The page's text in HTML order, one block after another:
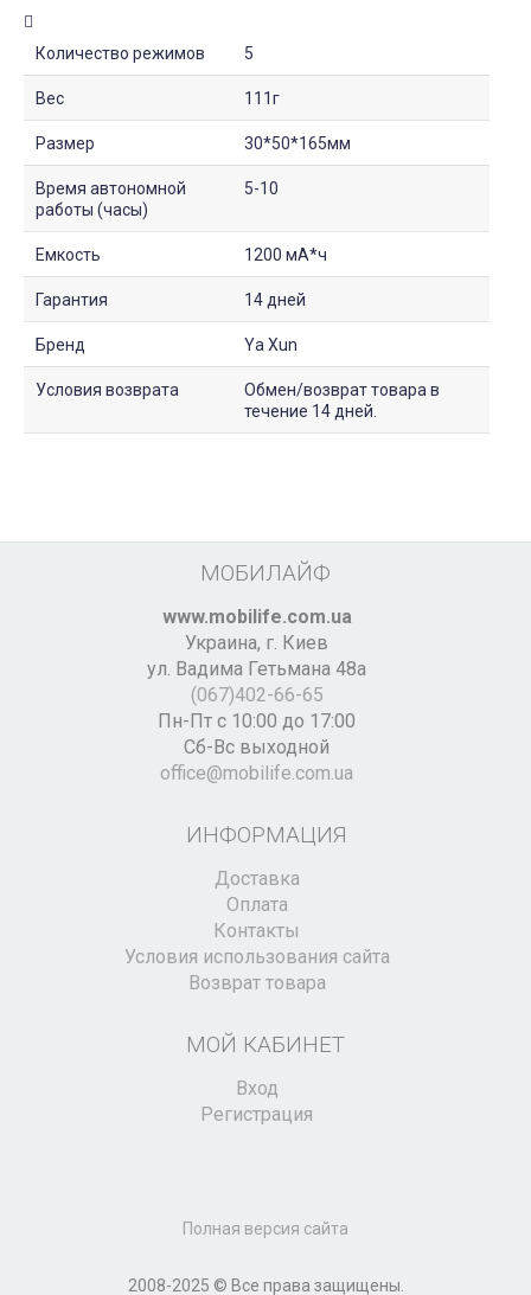
Количество режимов 5
Вес 111г
Размер 30*50*165мм
Время автономной
работы (часы)
5-10
Емкость 1200 мА*ч
Гарантия 14 дней
Бренд Ya Xun
Условия возврата
Обмен/возврат товара в
течение 14 дней.
МОБИЛАЙФ
www.mobilife.com.ua
Украина, г. Киев
ул. Вадима Гетьмана 48а
(067)402-66-65
Пн-Пт с 10:00 до 17:00
Сб-Вс выходной
office@mobilife.com.ua
ИНФОРМАЦИЯ
Доставка
Оплата
Контакты
Условия использования сайта
Возврат товара
МОЙ КАБИНЕТ
Вход
Регистрация
Полная версия сайта
2008-2025 © Все права защищены.